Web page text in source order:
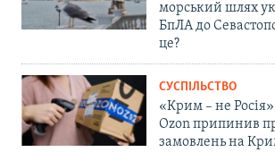
морський шлях
БпЛА до
це?
СУСПІЛЬСТВО
«Крим – не
Ozon припинив
замовлень на